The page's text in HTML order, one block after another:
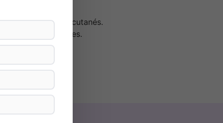
les traumatismes cutanés.
tempes et les joues.